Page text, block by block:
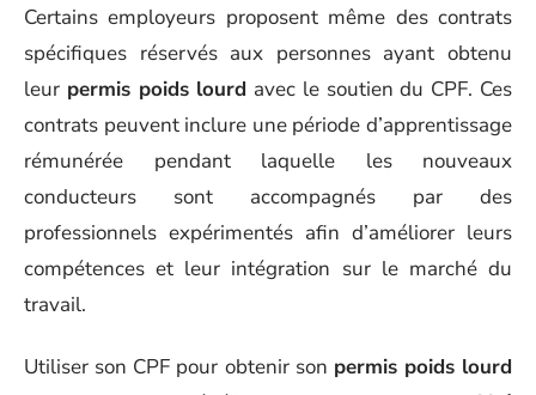
Certains employeurs proposent même des contrats
spécifiques réservés aux personnes ayant obtenu
leur permis poids lourd avec le soutien du CPF. Ces
contrats peuvent inclure une période d’apprentissage
rémunérée pendant laquelle les nouveaux
conducteurs sont accompagnés par des
professionnels expérimentés afin d’améliorer leurs
compétences et leur intégration sur le marché du
travail.
Utiliser son CPF pour obtenir son permis poids lourd